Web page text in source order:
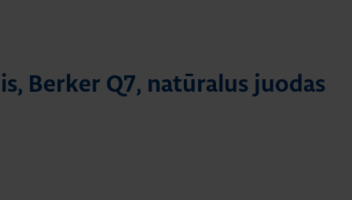
Berker Q7, natūralus juodas